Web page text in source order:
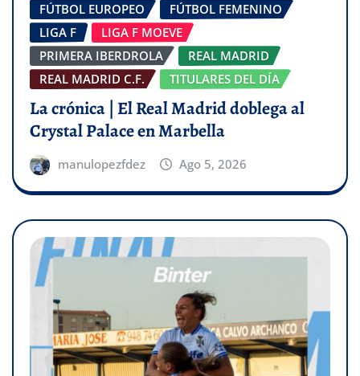
FÚTBOL EUROPEO
FÚTBOL FEMENINO
LIGA F
LIGA F MOEVE
PRIMERA IBERDROLA
REAL MADRID
REAL MADRID C.F.
TITULARES DEL DÍA
La crónica | El Real Madrid doblega al
Crystal Palace en Marbella
manulopezfdez Ago 5, 2026